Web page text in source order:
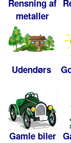
Rensning af
metaller
Udendørs
Gamle biler